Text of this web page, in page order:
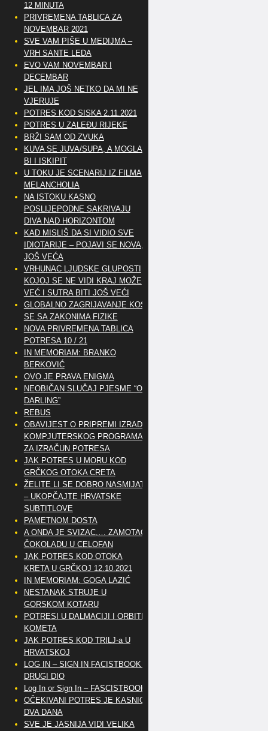
12 MINUTA
PRIVREMENA TABLICA ZA
NOVEMBAR 2021
SVE VAM PIŠE U MEDIJMA –
VRH SANTE LEDA
EVO VAM NOVEMBAR I
DECEMBAR
JEL IMA JOŠ NETKO DA MI NE
VJERUJE
POTRES KOD SISKA 2.11.2021
POTRES U ZALEĐU RIJEKE
BRŽI SAM OD ZVUKA
KUVA SE JUVA/SUPA, A MOGLA
BI I ISKIPIT
U TOKU JE SCENARIJ IZ FILMA
MELANCHOLIA
NA ISTOKU KASNO
POSLIJEPODNE SAKRIVAJU
DIVA NAD HORIZONTOM
KAD MISLIŠ DA SI VIDIO SVE
IDIOTARIJE – POJAVI SE NOVA,..
JOŠ VEĆA
VRHUNAC LJUDSKE GLUPOSTI
KOJOJ SE NE VIDI KRAJ MOŽE
VEĆ I SUTRA BITI JOŠ VEĆI
GLOBALNO ZAGRIJAVANJE KOSI
SE SA ZAKONIMA FIZIKE
NOVA PRIVREMENA TABLICA
POTRESA 10 / 21
IN MEMORIAM: BRANKO
BERKOVIĆ
OVO JE PRAVA ENIGMA
NEOBIČAN SLUČAJ PJESME “OH
DARLING”
REBUS
OBAVIJEST O PRIPREMI IZRADE
KOMPJUTERSKOG PROGRAMA
ZA IZRAČUN POTRESA
JAK POTRES U MORU KOD
GRČKOG OTOKA CRETA
ŽELITE LI SE DOBRO NASMIJATI
– UKOPČAJTE HRVATSKE
SUBTITLOVE
PAMETNOM DOSTA
A ONDA JE SVIZAC,… ZAMOTAO
ČOKOLADU U CELOFAN
JAK POTRES KOD OTOKA
KRETA U GRČKOJ 12.10.2021
IN MEMORIAM: GOGA LAZIĆ
NESTANAK STRUJE U
GORSKOM KOTARU
POTRESI U DALMACIJI I ORBITE
KOMETA
JAK POTRES KOD TRILJ-a U
HRVATSKOJ
LOG IN – SIGN IN FACISTBOOK –
DRUGI DIO
Log In or Sign In – FASCISTBOOK
OČEKIVANI POTRES JE KASNIO
DVA DANA
SVE JE JASNIJA VIDI VELIKA